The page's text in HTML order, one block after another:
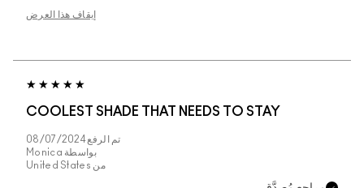
إيقاف هذا العرض
COOLEST SHADE THAT NEEDS TO STAY
تم الرفع 08/07/2024
بواسطة Monica
من United States